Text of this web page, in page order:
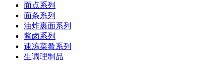
面点系列
面条系列
油炸裹面系列
酱卤系列
速冻菜肴系列
生调理制品